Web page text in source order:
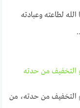
لطاعته وعبادته
التخفيف من حدته
التخفيف من حدته، من